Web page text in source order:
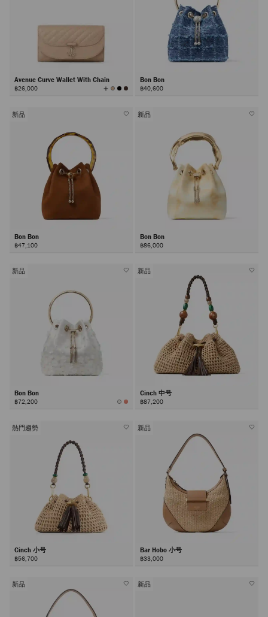
Avenue Curve Wallet With Chain
฿26,000 查
看
Bon Bon
฿40,600
新品
Bon Bon
฿47,100
新品
Bon Bon
฿86,000
新品
Bon Bon
฿72,200
新品
Cinch 中号
฿87,200
熱門趨勢
Cinch 小号
฿56,700
新品
Bar Hobo 小号
฿33,000
新品 新品